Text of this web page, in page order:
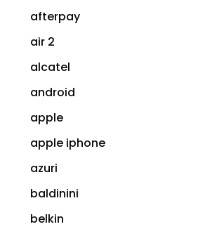
afterpay
air 2
alcatel
android
apple
apple iphone
azuri
baldinini
belkin